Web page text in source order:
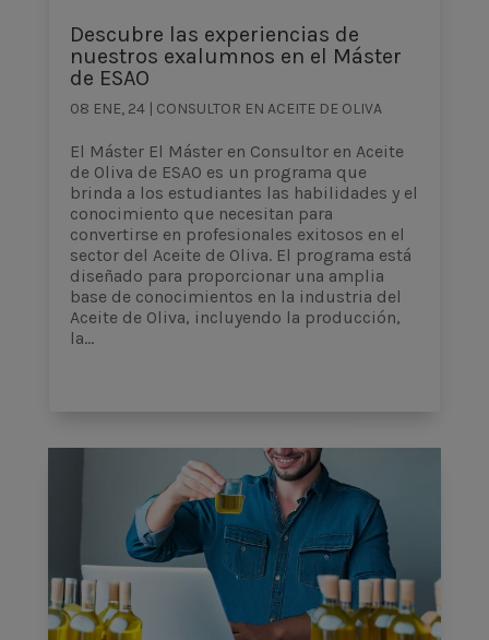
Descubre las experiencias de
nuestros exalumnos en el Máster
de ESAO
08 ENE, 24| CONSULTOR EN ACEITE DE OLIVA
El Máster El Máster en Consultor en Aceite
de Oliva de ESAO es un programa que
brinda a los estudiantes las habilidades y el
conocimiento que necesitan para
convertirse en profesionales exitosos en el
sector del Aceite de Oliva. El programa está
diseñado para proporcionar una amplia
base de conocimientos en la industria del
Aceite de Oliva, incluyendo la producción,
la...